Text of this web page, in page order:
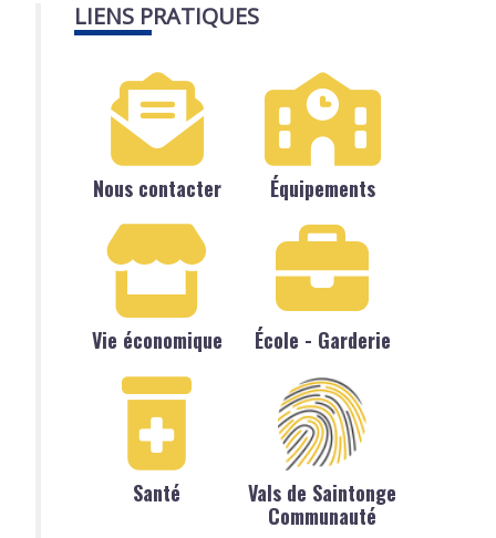
LIENS PRATIQUES
Nous contacter Équipements
Vie économique École - Garderie
Santé
Vals de Saintonge
Communauté